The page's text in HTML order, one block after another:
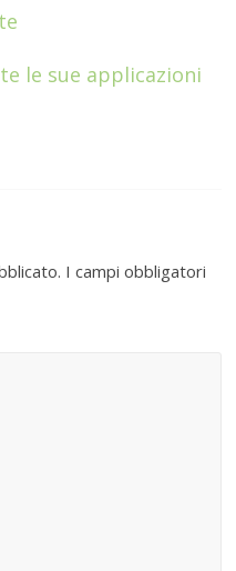
le sue applicazioni
I campi obbligatori